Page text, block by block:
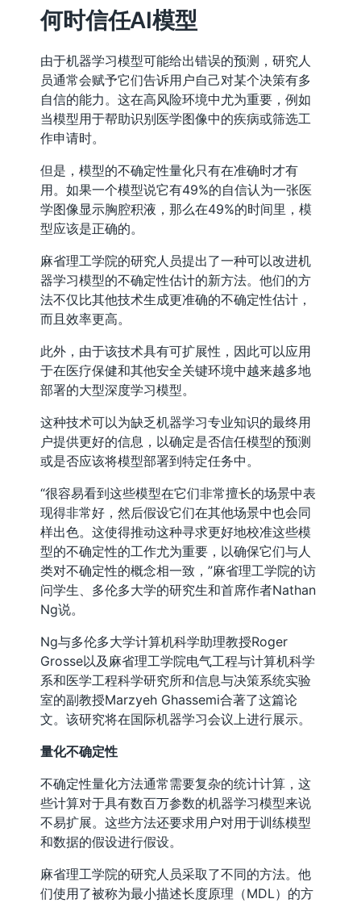
何时信任AI模型
由于机器学习模型可能给出错误的预测，研究人
员通常会赋予它们告诉用户自己对某个决策有多
自信的能力。这在高风险环境中尤为重要，例如
当模型用于帮助识别医学图像中的疾病或筛选工
作申请时。
但是，模型的不确定性量化只有在准确时才有
用。如果一个模型说它有49%的自信认为一张医
学图像显示胸腔积液，那么在49%的时间里，模
型应该是正确的。
麻省理工学院的研究人员提出了一种可以改进机
器学习模型的不确定性估计的新方法。他们的方
法不仅比其他技术生成更准确的不确定性估计，
而且效率更高。
此外，由于该技术具有可扩展性，因此可以应用
于在医疗保健和其他安全关键环境中越来越多地
部署的大型深度学习模型。
这种技术可以为缺乏机器学习专业知识的最终用
户提供更好的信息，以确定是否信任模型的预测
或是否应该将模型部署到特定任务中。
“很容易看到这些模型在它们非常擅长的场景中表
现得非常好，然后假设它们在其他场景中也会同
样出色。这使得推动这种寻求更好地校准这些模
型的不确定性的工作尤为重要，以确保它们与人
类对不确定性的概念相一致，”麻省理工学院的访
问学生、多伦多大学的研究生和首席作者Nathan
Ng说。
Ng与多伦多大学计算机科学助理教授Roger
Grosse以及麻省理工学院电气工程与计算机科学
系和医学工程科学研究所和信息与决策系统实验
室的副教授Marzyeh Ghassemi合著了这篇论
文。该研究将在国际机器学习会议上进行展示。
量化不确定性
不确定性量化方法通常需要复杂的统计计算，这
些计算对于具有数百万参数的机器学习模型来说
不易扩展。这些方法还要求用户对用于训练模型
和数据的假设进行假设。
麻省理工学院的研究人员采取了不同的方法。他
们使用了被称为最小描述长度原理（MDL）的方